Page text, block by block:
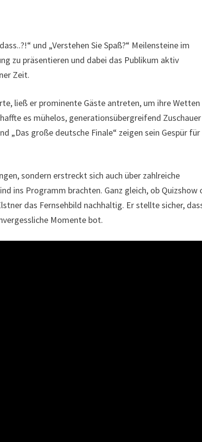
und „Verstehen Sie Spaß?“ Meilensteine im
zu präsentieren und dabei das Publikum aktiv
Zeit.
ließ er prominente Gäste antreten, um ihre Wetten
es mühelos, generationsübergreifend
„Das große deutsche Finale“ zeigen sein Gespür für
sondern erstreckt sich auch über zahlreiche
ins Programm brachten. Ganz gleich, ob Quizshow
das Fernsehbild nachhaltig. Er stellte sicher,
Momente bot.